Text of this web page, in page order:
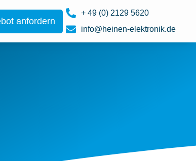
anfordern
+ 49 (0) 2129 5620
info@heinen-elektronik.de